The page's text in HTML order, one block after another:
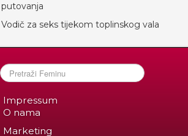
putovanja
Vodič za seks tijekom toplinskog vala
Impressum
O nama
Marketing